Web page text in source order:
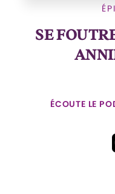
SE
ÉCOUTE LE